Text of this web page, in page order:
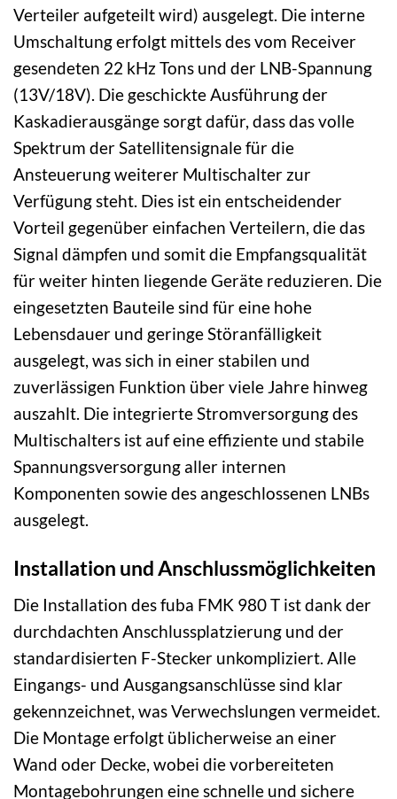
Verteiler aufgeteilt wird) ausgelegt. Die interne
Umschaltung erfolgt mittels des vom Receiver
gesendeten 22 kHz Tons und der LNB-Spannung
(13V/18V). Die geschickte Ausführung der
Kaskadierausgänge sorgt dafür, dass das volle
Spektrum der Satellitensignale für die
Ansteuerung weiterer Multischalter zur
Verfügung steht. Dies ist ein entscheidender
Vorteil gegenüber einfachen Verteilern, die das
Signal dämpfen und somit die Empfangsqualität
für weiter hinten liegende Geräte reduzieren. Die
eingesetzten Bauteile sind für eine hohe
Lebensdauer und geringe Störanfälligkeit
ausgelegt, was sich in einer stabilen und
zuverlässigen Funktion über viele Jahre hinweg
auszahlt. Die integrierte Stromversorgung des
Multischalters ist auf eine effiziente und stabile
Spannungsversorgung aller internen
Komponenten sowie des angeschlossenen LNBs
ausgelegt.
Installation und Anschlussmöglichkeiten
Die Installation des fuba FMK 980 T ist dank der
durchdachten Anschlussplatzierung und der
standardisierten F-Stecker unkompliziert. Alle
Eingangs- und Ausgangsanschlüsse sind klar
gekennzeichnet, was Verwechslungen vermeidet.
Die Montage erfolgt üblicherweise an einer
Wand oder Decke, wobei die vorbereiteten
Montagebohrungen eine schnelle und sichere